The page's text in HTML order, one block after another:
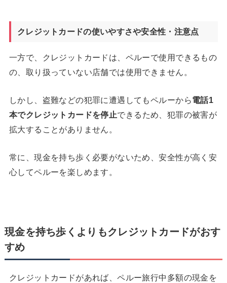
クレジットカードの使いやすさや安全性・注意点
一方で、クレジットカードは、ペルーで使用できるもの
の、取り扱っていない店舗では使用できません。
しかし、盗難などの犯罪に遭遇してもペルーから電話1
本でクレジットカードを停止できるため、犯罪の被害が
拡大することがありません。
常に、現金を持ち歩く必要がないため、安全性が高く安
心してペルーを楽しめます。
現金を持ち歩くよりもクレジットカードがおす
すめ
クレジットカードがあれば、ペルー旅行中多額の現金を